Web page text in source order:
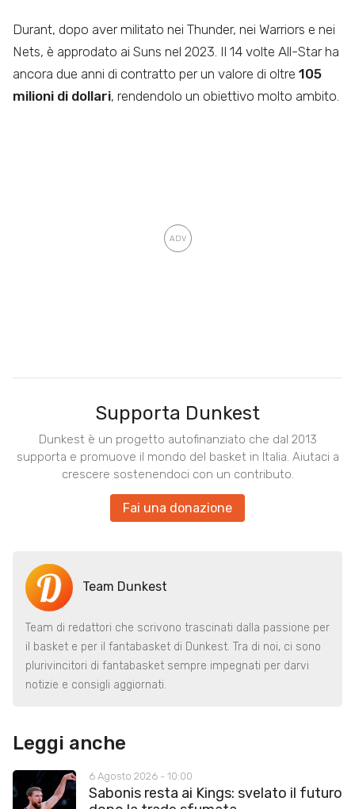
Durant, dopo aver militato nei Thunder, nei Warriors e nei
Nets, è approdato ai Suns nel 2023. Il 14 volte All-Star ha
ancora due anni di contratto per un valore di oltre 105
milioni di dollari, rendendolo un obiettivo molto ambito.
Supporta Dunkest
Dunkest è un progetto autofinanziato che dal 2013
supporta e promuove il mondo del basket in Italia. Aiutaci a
crescere sostenendoci con un contributo.
Fai una donazione
Team Dunkest
Team di redattori che scrivono trascinati dalla passione per
il basket e per il fantabasket di Dunkest. Tra di noi, ci sono
plurivincitori di fantabasket sempre impegnati per darvi
notizie e consigli aggiornati.
Leggi anche
6 Agosto 2026 - 10:00
Sabonis resta ai Kings: svelato il futuro